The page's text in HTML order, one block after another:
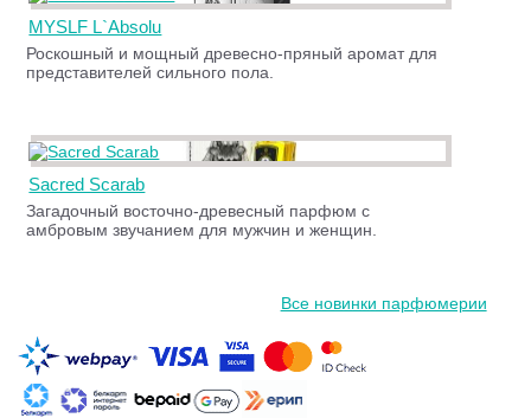
MYSLF L`Absolu
Роскошный и мощный древесно-пряный аромат для
представителей сильного пола.
Sacred Scarab
Загадочный восточно-древесный парфюм с
амбровым звучанием для мужчин и женщин.
Все новинки парфюмерии